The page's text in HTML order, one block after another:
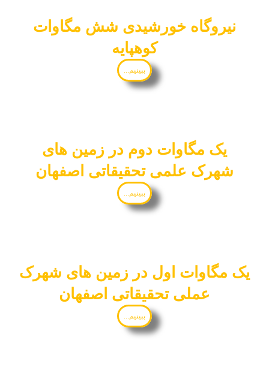
نیروگاه خورشیدی شش مگاوات
کوهپایه
ببینیم...
یک مگاوات دوم در زمین های
شهرک علمی تحقیقاتی اصفهان
ببینیم...
یک مگاوات اول در زمین های شهرک
عملی تحقیقاتی اصفهان
ببینیم...